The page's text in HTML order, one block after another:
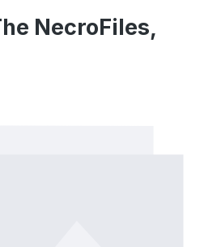
NecroFiles,